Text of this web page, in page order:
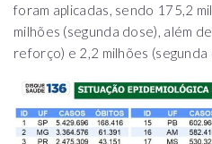
foram aplicadas, sendo 175,2
milhões (segunda dose), além
reforço) e 2,2 milhões